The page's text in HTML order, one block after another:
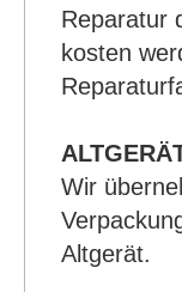
Reparatur
kosten
Wir
Altgerät.